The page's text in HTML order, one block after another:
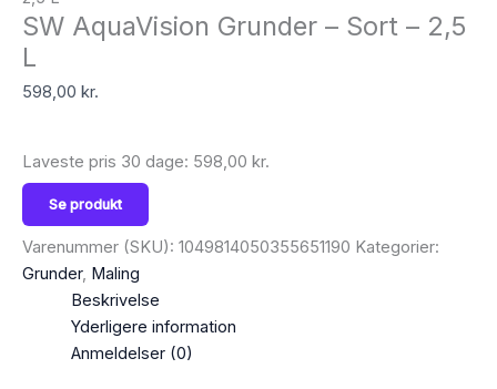
SW AquaVision Grunder – Sort – 2,5
L
598,00 kr.
Laveste pris 30 dage: 598,00 kr.
Se produkt
Varenummer (SKU): 1049814050355651190 Kategorier:
Grunder, Maling
Beskrivelse
Yderligere information
Anmeldelser (0)